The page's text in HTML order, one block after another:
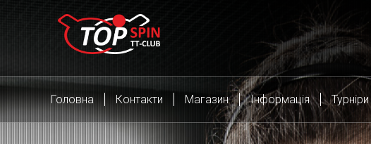
Головна Контакти Магазин Інформація Турніри